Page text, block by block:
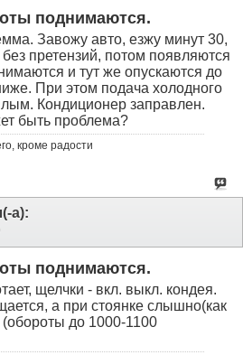
поднимаются.
Завожу авто, езжу минут 30,
претензий, потом появляются
и тут же опускаются до
При этом подача холодного
Кондиционер заправлен.
быть проблема?
кроме радости
а):
поднимаются.
щелчки - вкл. выкл. кондея.
а при стоянке слышно(как
до 1000-1100